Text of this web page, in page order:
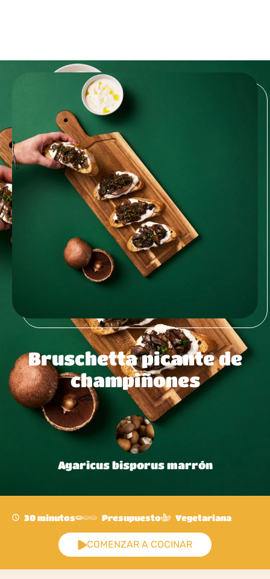
Bruschetta picante de
champiñones
Agaricus bisporus marrón
30 minutos Presupuesto Vegetariana
COMENZAR A COCINAR